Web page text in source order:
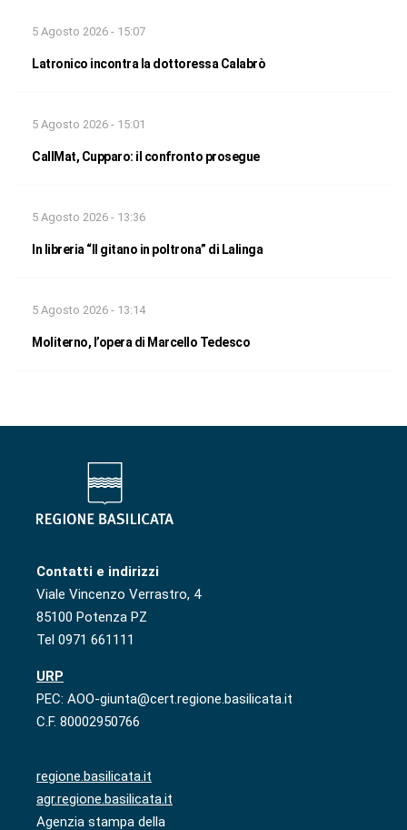
5 Agosto 2026 - 15:07
Latronico incontra la dottoressa Calabrò
5 Agosto 2026 - 15:01
CallMat, Cupparo: il confronto prosegue
5 Agosto 2026 - 13:36
In libreria “Il gitano in poltrona” di Lalinga
5 Agosto 2026 - 13:14
Moliterno, l’opera di Marcello Tedesco
Contatti e indirizzi
Viale Vincenzo Verrastro, 4
85100 Potenza PZ
Tel 0971 661111
URP
PEC: AOO-giunta@cert.regione.basilicata.it
C.F. 80002950766
regione.basilicata.it
agr.regione.basilicata.it
Agenzia stampa della